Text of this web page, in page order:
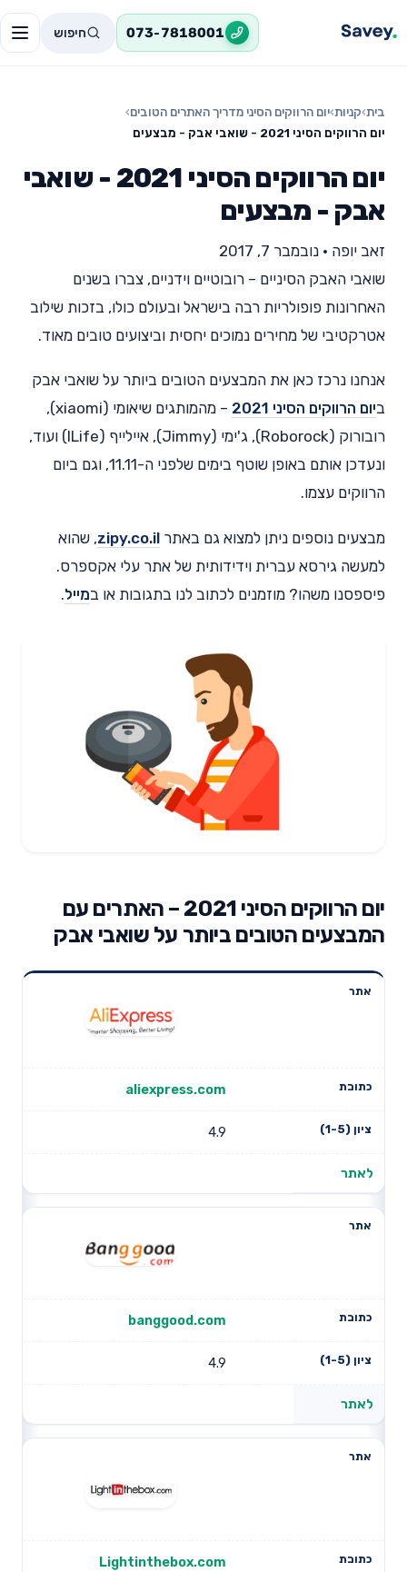
073-7818001 חיפוש
בית›קניות›יום הרווקים הסיני מדריך האתרים הטובים›
יום הרווקים הסיני 2021 - שואבי אבק - מבצעים
יום הרווקים הסיני 2021 - שואבי
אבק - מבצעים
זאב יופה • נובמבר 7, 2017
שואבי האבק הסיניים – רובוטיים וידניים, צברו בשנים
האחרונות פופולריות רבה בישראל ובעולם כולו, בזכות שילוב
אטרקטיבי של מחירים נמוכים יחסית וביצועים טובים מאוד.
אנחנו נרכז כאן את המבצעים הטובים ביותר על שואבי אבק
ביום הרווקים הסיני 2021
– מהמותגים שיאומי (xiaomi),
רובורוק (Roborock), ג'ימי (Jimmy), איילייף (ILife) ועוד,
ונעדכן אותם באופן שוטף בימים שלפני ה-11.11, וגם ביום
הרווקים עצמו.
מבצעים נוספים ניתן למצוא גם באתר zipy.co.il, שהוא
למעשה גירסא עברית וידידותית של אתר עלי אקספרס.
פיספסנו משהו? מוזמנים לכתוב לנו בתגובות או במייל.
יום הרווקים הסיני 2021 – האתרים עם
המבצעים הטובים ביותר על שואבי אבק
אתר
aliexpress.com
4.9
לאתר
banggood.com
4.9
לאתר
Lightinthebox.com